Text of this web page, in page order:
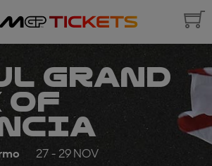
GRAND
27 - 29 NOV